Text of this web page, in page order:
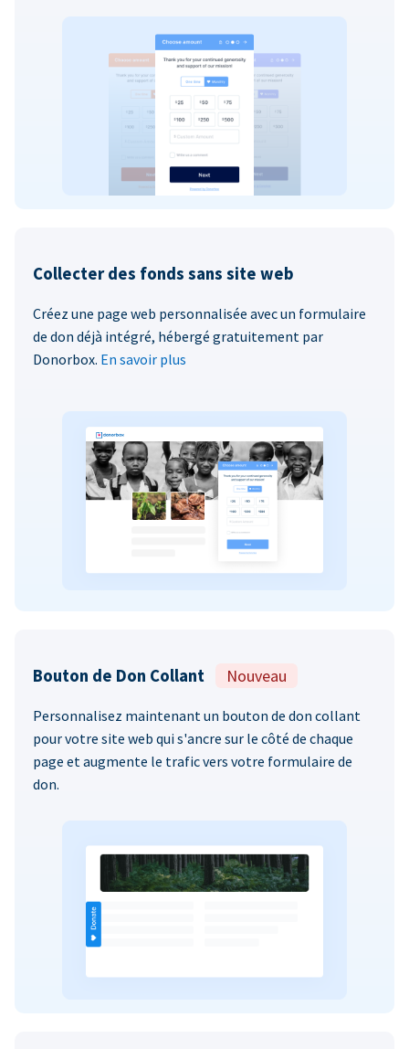
Collecter des fonds sans site web
Créez une page web personnalisée avec un formulaire
de don déjà intégré, hébergé gratuitement par
Donorbox. En savoir plus
Bouton de Don Collant Nouveau
Personnalisez maintenant un bouton de don collant
pour votre site web qui s'ancre sur le côté de chaque
page et augmente le trafic vers votre formulaire de
don.